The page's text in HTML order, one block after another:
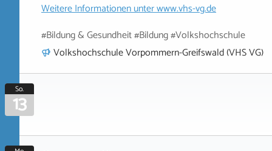
Weitere Informationen unterwww.vhs-vg.de
#Bildung & Gesundheit #Bildung #Volkshochschule
Volkshochschule Vorpommern-Greifswald (VHS VG)
So.
13